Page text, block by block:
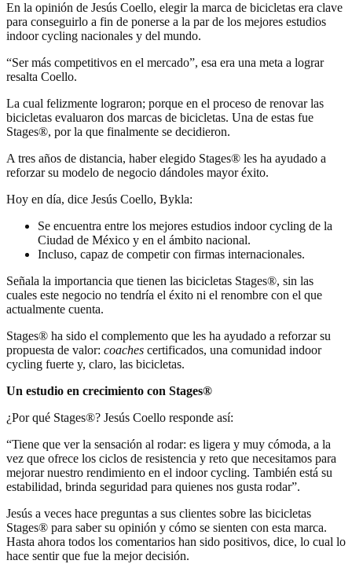
En la opinión de Jesús Coello, elegir la marca de bicicletas era clave
para conseguirlo a fin de ponerse a la par de los mejores estudios
indoor cycling nacionales y del mundo.
“Ser más competitivos en el mercado”, esa era una meta a lograr
resalta Coello.
La cual felizmente lograron; porque en el proceso de renovar las
bicicletas evaluaron dos marcas de bicicletas. Una de estas fue
Stages®, por la que finalmente se decidieron.
A tres años de distancia, haber elegido Stages® les ha ayudado a
reforzar su modelo de negocio dándoles mayor éxito.
Hoy en día, dice Jesús Coello, Bykla:
Se encuentra entre los mejores estudios indoor cycling de la
Ciudad de México y en el ámbito nacional.
Incluso, capaz de competir con firmas internacionales.
Señala la importancia que tienen las bicicletas Stages®, sin las
cuales este negocio no tendría el éxito ni el renombre con el que
actualmente cuenta.
Stages® ha sido el complemento que les ha ayudado a reforzar su
propuesta de valor: coaches certificados, una comunidad indoor
cycling fuerte y, claro, las bicicletas.
Un estudio en crecimiento con Stages®
¿Por qué Stages®? Jesús Coello responde así:
“Tiene que ver la sensación al rodar: es ligera y muy cómoda, a la
vez que ofrece los ciclos de resistencia y reto que necesitamos para
mejorar nuestro rendimiento en el indoor cycling. También está su
estabilidad, brinda seguridad para quienes nos gusta rodar”.
Jesús a veces hace preguntas a sus clientes sobre las bicicletas
Stages® para saber su opinión y cómo se sienten con esta marca.
Hasta ahora todos los comentarios han sido positivos, dice, lo cual lo
hace sentir que fue la mejor decisión.